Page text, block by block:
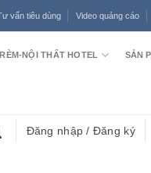
vấn tiêu dùng Video quảng cáo
NỘI THẤT HOTEL SẢN
Đăng nhập / Đăng ký